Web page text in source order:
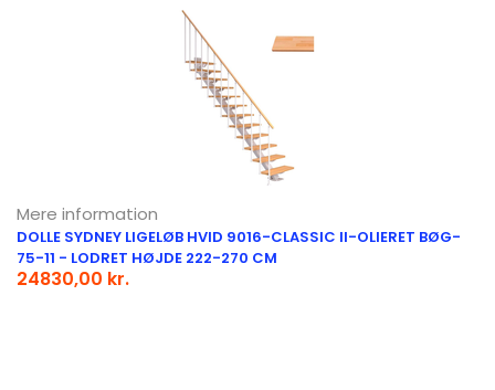
Mere information
DOLLE SYDNEY LIGELØB HVID 9016-CLASSIC II-OLIERET BØG-
75-11 - LODRET HØJDE 222-270 CM
24830,00 kr.